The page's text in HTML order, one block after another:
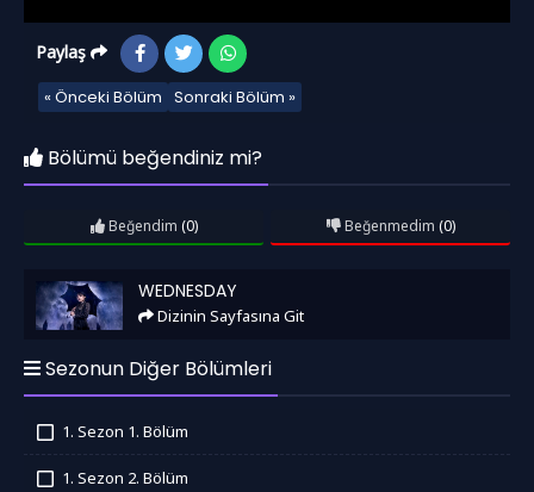
Paylaş
« Önceki Bölüm Sonraki Bölüm »
Bölümü beğendiniz mi?
Beğendim (0) Beğenmedim (0)
Wednesday WEDNESDAY
Dizinin Sayfasına Git
Sezonun Diğer Bölümleri
1. Sezon 1. Bölüm
1. Sezon 2. Bölüm